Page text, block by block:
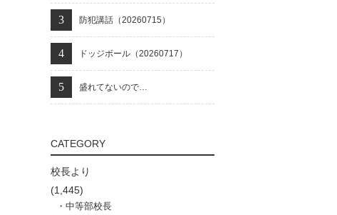
防犯講話（20260715）
ドッジボール（20260717）
盛れてないので…
CATEGORY
校長より
(1,445)
中等部校長